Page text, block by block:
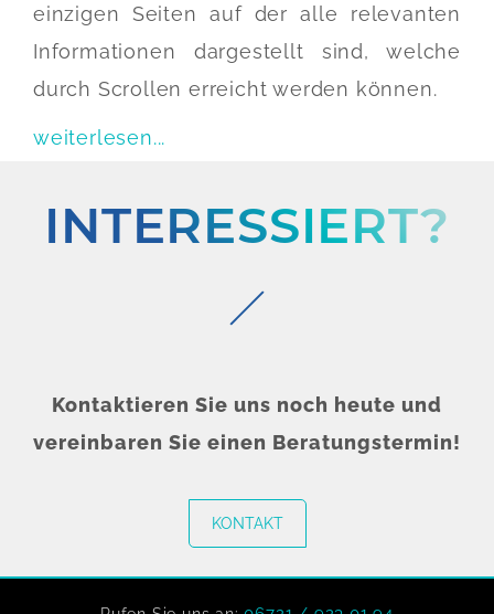
einzigen Seiten auf der alle relevanten
Informationen dargestellt sind, welche
durch Scrollen erreicht werden können.
weiterlesen...
INTERESSIERT?
Kontaktieren Sie uns noch heute und
vereinbaren Sie einen Beratungstermin!
KONTAKT